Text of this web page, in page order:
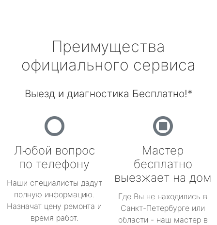
Преимущества
официального сервиса
Выезд и диагностика Бесплатно!*
Любой вопрос
по телефону
Наши специалисты дадут
полную информацию.
Назначат цену ремонта и
время работ.
Мастер
бесплатно
выезжает на дом
Где Вы не находились в
Санкт-Петербурге или
области - наш мастер в